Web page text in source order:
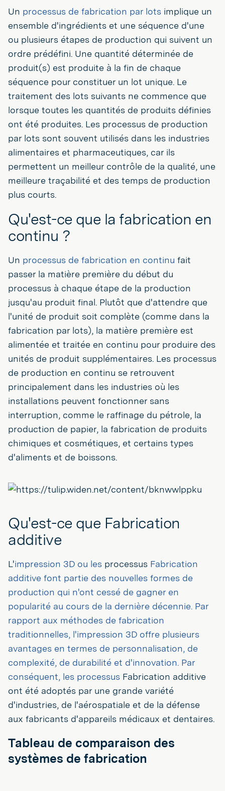
Un processus de fabrication par lots implique un
ensemble d'ingrédients et une séquence d'une
ou plusieurs étapes de production qui suivent un
ordre prédéfini. Une quantité déterminée de
produit(s) est produite à la fin de chaque
séquence pour constituer un lot unique. Le
traitement des lots suivants ne commence que
lorsque toutes les quantités de produits définies
ont été produites. Les processus de production
par lots sont souvent utilisés dans les industries
alimentaires et pharmaceutiques, car ils
permettent un meilleur contrôle de la qualité, une
meilleure traçabilité et des temps de production
plus courts.
Qu'est-ce que la fabrication en
continu ?
Un processus de fabrication en continu fait
passer la matière première du début du
processus à chaque étape de la production
jusqu'au produit final. Plutôt que d'attendre que
l'unité de produit soit complète (comme dans la
fabrication par lots), la matière première est
alimentée et traitée en continu pour produire des
unités de produit supplémentaires. Les processus
de production en continu se retrouvent
principalement dans les industries où les
installations peuvent fonctionner sans
interruption, comme le raffinage du pétrole, la
production de papier, la fabrication de produits
chimiques et cosmétiques, et certains types
d'aliments et de boissons.
Qu'est-ce que Fabrication
additive
L'impression 3D ou les processus Fabrication
additive font partie des nouvelles formes de
production qui n'ont cessé de gagner en
popularité au cours de la dernière décennie. Par
rapport aux méthodes de fabrication
traditionnelles, l'impression 3D offre plusieurs
avantages en termes de personnalisation, de
complexité, de durabilité et d'innovation. Par
conséquent, les processus Fabrication additive
ont été adoptés par une grande variété
d'industries, de l'aérospatiale et de la défense
aux fabricants d'appareils médicaux et dentaires.
Tableau de comparaison des
systèmes de fabrication